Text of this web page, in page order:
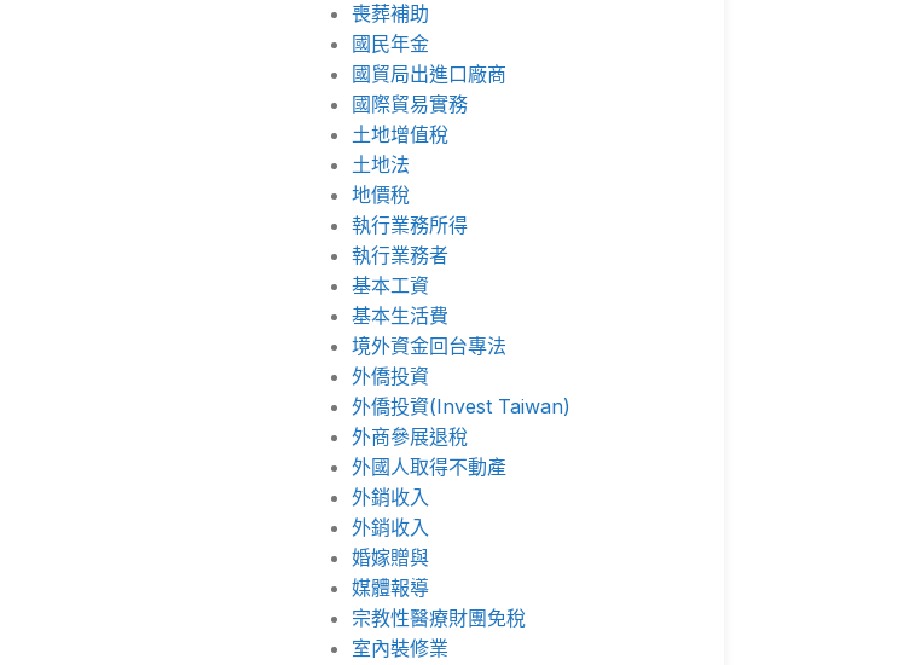
喪葬補助
國民年金
國貿局出進口廠商
國際貿易實務
土地增值稅
土地法
地價稅
執行業務所得
執行業務者
基本工資
基本生活費
境外資金回台專法
外僑投資
外僑投資(Invest Taiwan)
外商參展退稅
外國人取得不動產
外銷收入
外銷收入
婚嫁贈與
媒體報導
宗教性醫療財團免稅
室內裝修業